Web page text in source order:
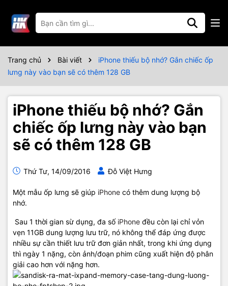
Trang chủ Bài viết
iPhone thiếu bộ nhớ? Gắn chiếc ốp
lưng này vào bạn sẽ có thêm 128 GB
iPhone thiếu bộ nhớ? Gắn
chiếc ốp lưng này vào bạn
sẽ có thêm 128 GB
Thứ Tư, 14/09/2016 Đỗ Việt Hưng
Một mẫu ốp lưng sẽ giúp iPhone có thêm dung lượng bộ
nhớ.
Sau 1 thời gian sừ dụng, đa số iPhone đều còn lại chỉ vỏn
vẹn 11GB dung lượng lưu trữ, nó không thể đáp ứng được
nhiều sự cần thiết lưu trữ đơn giản nhất, trong khi ứng dụng
thì ngày 1 nặng, còn ảnh/đoạn phim cũng xuất hiện độ phân
giải cao hơn với nặng hơn.